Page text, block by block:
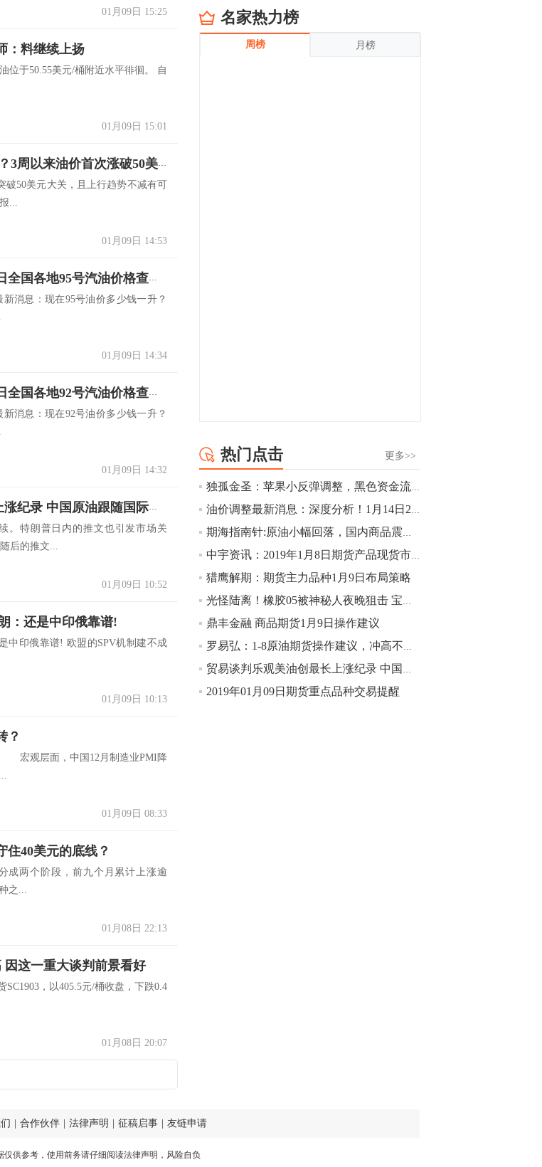
01月09日 15:25
：料继续上扬
位于50.55美元/桶附近水平徘徊。 自
01月09日 15:01
实锤，6天后成品油将上调？3周以来油价首次涨破50美元
破50美元大关，且上行趋势不减有可
...
01月09日 14:53
1.9油价调整最新消息：今日全国各地95号汽油价格查询一览
消息：现在95号油价多少钱一升？
01月09日 14:34
1.9油价调整最新消息：今日全国各地92号汽油价格查询一览
消息：现在92号油价多少钱一升？
01月09日 14:32
贸易谈判乐观美油创最长上涨纪录 中国原油跟随国际油价有望涨涨涨？
。特朗普日内的推文也引发市场关
后的推文...
01月09日 10:52
：还是中印俄靠谱!
中印俄靠谱! 欧盟的SPV机制建不成
01月09日 10:13
？
层面，中国12月制造业PMI降
01月09日 08:33
住40美元的底线？
两个阶段，前九个月累计上涨逾
之...
01月08日 22:13
这一重大谈判前景看好
，以405.5元/桶收盘，下跌0.4
01月08日 20:07
影响，夜盘连粕高位窄幅震荡，建议短线
操作为主。 ...
13:54
8月5日消息，内外盘贵金属强劲走升，沪
金主力合约涨停，涨幅3.99%，报334.00
幅扩大至4.4%。
10:43
【行情】芝加哥11月大豆期货跌0.4%，12
月玉米期货跌1%。
10:43
【行情】油脂油料期货表现抢眼，豆二期
2.5%，棕榈油涨近2%，菜粕涨1.54%。
10:17
【研报精选】国内期货机构对8月5日的原
油期货走势预测
名家热力榜
周榜 月榜
更多>>
热门点击
独孤金圣：苹果小反弹调整，黑色资金流失，可操作性丧失？
油价调整最新消息：深度分析！1月14日24时成品油将喜迎开年“第一涨”？
期海指南针:原油小幅回落，国内商品震荡调整
中宇资讯：2019年1月8日期货产品现货市场分析.
猎鹰解期：期货主力品种1月9日布局策略
光怪陆离！橡胶05被神秘人夜晚狙击 宝城期货哭晕在厕所
鼎丰金融 商品期货1月9日操作建议
罗易弘：1-8原油期货操作建议，冲高不破高先看回调
贸易谈判乐观美油创最长上涨纪录 中国原油跟随国际油价有望涨涨涨？
2019年01月09日期货重点品种交易提醒
合作伙伴 法律声明 征稿启事 友链申请
仅供参考，使用前务请仔细阅读法律声明 ，风险自负